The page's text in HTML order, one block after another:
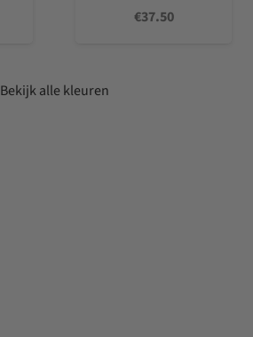
€37.50
Bekijk alle kleuren